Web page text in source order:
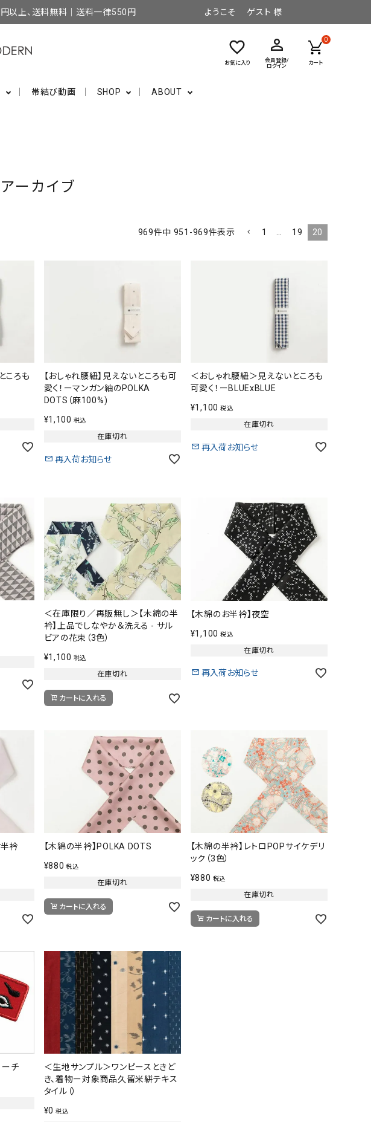
以上、送料無料｜送料一律550円 ようこそ ゲスト 様
favorite_border
お気に入り
perm_identity
会員登録/
ログイン
0
カート
帯結び動画 SHOP ABOUT
カイブ
969件中 951 -969件表示 1 19 20
ころも
【おしゃれ腰紐】見えないところも可
愛く！ーマンガン紬のPOLKA
DOTS（麻100%)
¥1,100 税込
在庫切れ
再入荷お知らせ
＜おしゃれ腰紐＞見えないところも
可愛く！ーBLUExBLUE
¥1,100 税込
在庫切れ
再入荷お知らせ
＜在庫限り／再販無し＞【木綿の半
衿】上品でしなやか＆洗える - サル
ビアの花束（3色）
¥1,100 税込
在庫切れ
カートに入れる
【木綿のお半衿】夜空
¥1,100 税込
在庫切れ
再入荷お知らせ
衿
【木綿の半衿】POLKA DOTS
¥880 税込
在庫切れ
カートに入れる
【木綿の半衿】レトロPOPサイケデリ
ック（3色）
¥880 税込
在庫切れ
カートに入れる
ーチ
＜生地サンプル＞ワンピースときど
き、着物ー対象商品久留米絣テキス
タイル（）
¥0 税込